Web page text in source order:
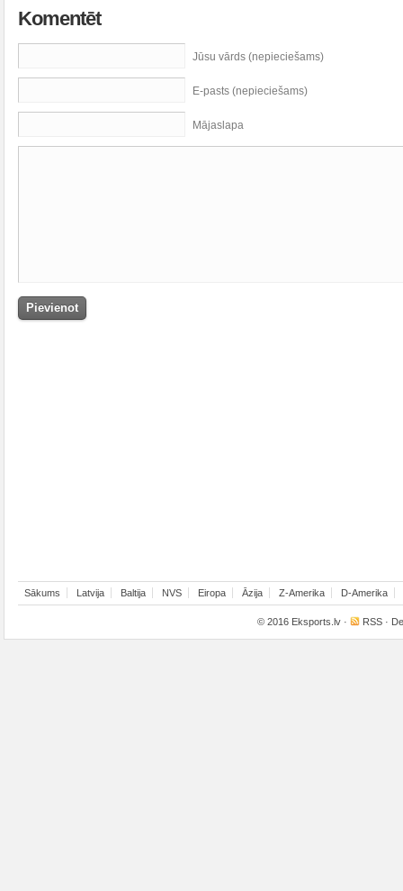
Komentēt
Jūsu vārds (nepieciešams)
E-pasts (nepieciešams)
Mājaslapa
Sākums Latvija Baltija NVS Eiropa Āzija Z-Amerika D-Amerika
© 2016 Eksports.lv · RSS ·